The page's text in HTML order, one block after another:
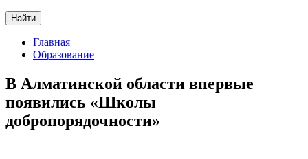
Найти
Главная
Образование
В Алматинской области впервые
появились «Школы
добропорядочности»